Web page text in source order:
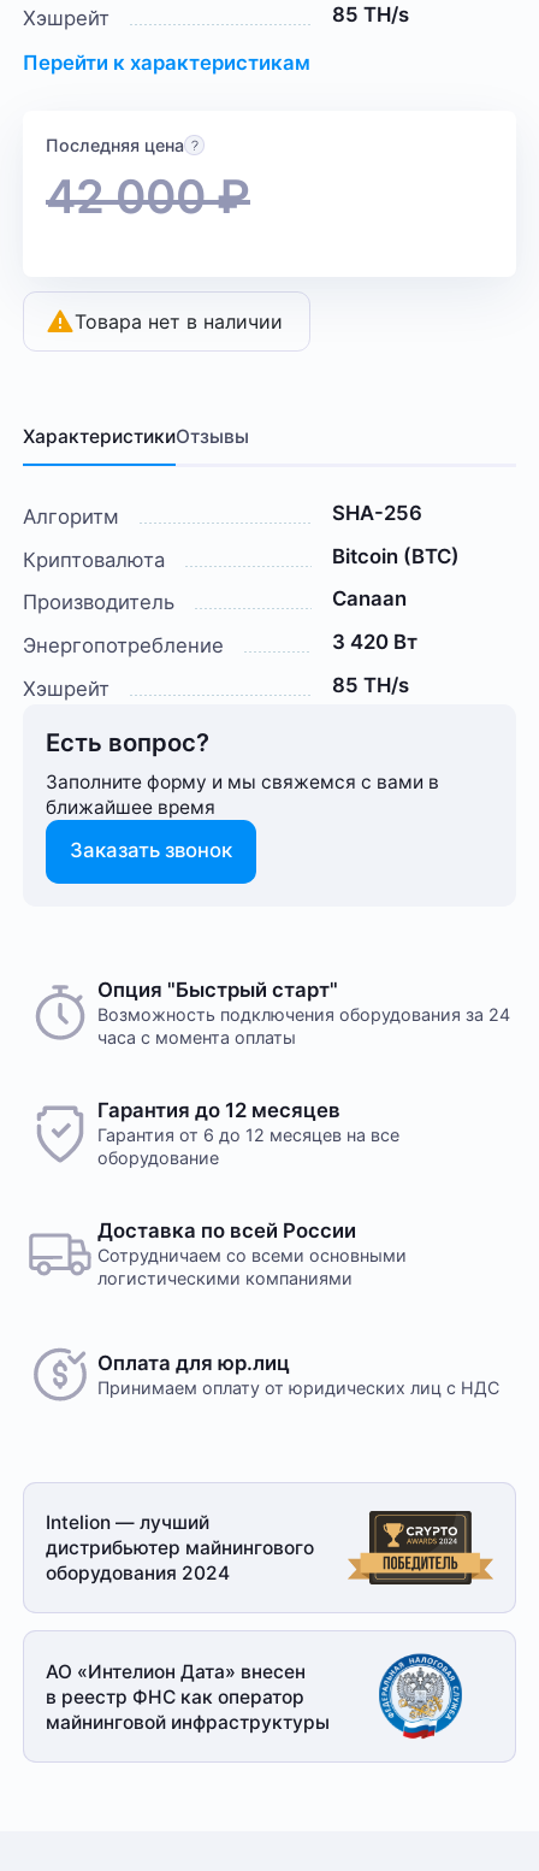
Хэшрейт
85 TH/s
Перейти к характеристикам
Последняя цена
42 000₽
Товара нет в наличии
ХарактеристикиОтзывы
Алгоритм
SHA-256
Криптовалюта
Bitcoin (BTC)
Производитель
Canaan
Энергопотребление
3 420 Вт
Хэшрейт
85 TH/s
Есть вопрос?
Заполните форму и мы свяжемся с вами в
ближайшее время
Заказать звонок
Опция "Быстрый старт"
Возможность подключения оборудования за 24
часа с момента оплаты
Гарантия до 12 месяцев
Гарантия от 6 до 12 месяцев на все
оборудование
Доставка по всей России
Сотрудничаем со всеми основными
логистическими компаниями
Оплата для юр.лиц
Принимаем оплату от юридических лиц с НДС
Intelion — лучший
дистрибьютер майнингового
оборудования 2024
АО «Интелион Дата» внесен
в реестр ФНС как оператор
майнинговой инфраструктуры